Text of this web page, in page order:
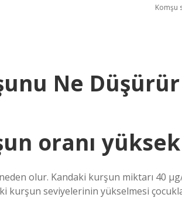
Komşu
Ne Düşürür
oranı
olur. Kandaki kurşun miktarı 40
kurşun seviyelerinin yükselmesi